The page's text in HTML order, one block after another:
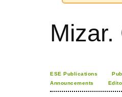
ESE Publications
Announcements